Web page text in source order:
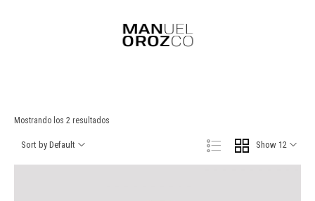
Mostrando los 2 resultados
Show 12
Sort by Default